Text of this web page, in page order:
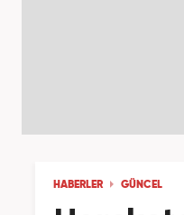
HABERLER GÜNCEL